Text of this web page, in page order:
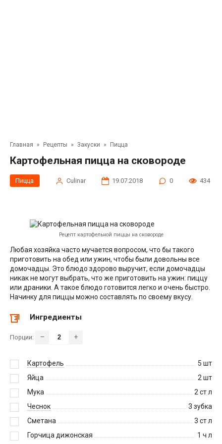
Главная » Рецепты » Закуски » Пицца
Картофельная пицца на cкoвоpоде
Пицца Сulinar 19.07.2018 0 434
Рецепт картофельной пиццы на cкoвоpоде
Любая хозяйка часто мучается вопросом, что бы такого
приготовить на обед или ужин, чтобы были довольны все
домочадцы. Это блюдо здорово выручит, если домочадцы
никак не могут выбрать, что же приготовить на ужин: пиццу
или драники. А такое блюдо готовится легко и очень быстро.
Начинку для пиццы можно составлять по своему вкусу.
Ингредиенты
Порции: – +
Картофель 5 шт
Яйца
2 шт
Мука
2 ст л
Чеснок
3 зубка
Сметана
3 ст л
Горчица дижонcкая
1 ч л